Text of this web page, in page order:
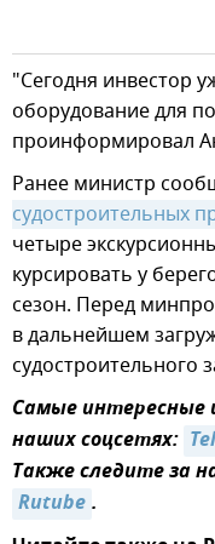
"Сегодня инвестор
оборудование для
проинформировал
Ранее министр
судостроительных
четыре
курсировать у
сезон. Перед
в дальнейшем
судостроительного
Самые
наших соцсетях:
Также следите за
Rutube.